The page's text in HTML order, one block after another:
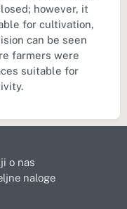
however, it
for cultivation,
can be seen
farmers were
suitable for
o nas
naloge